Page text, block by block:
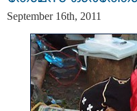
September 16th, 2011